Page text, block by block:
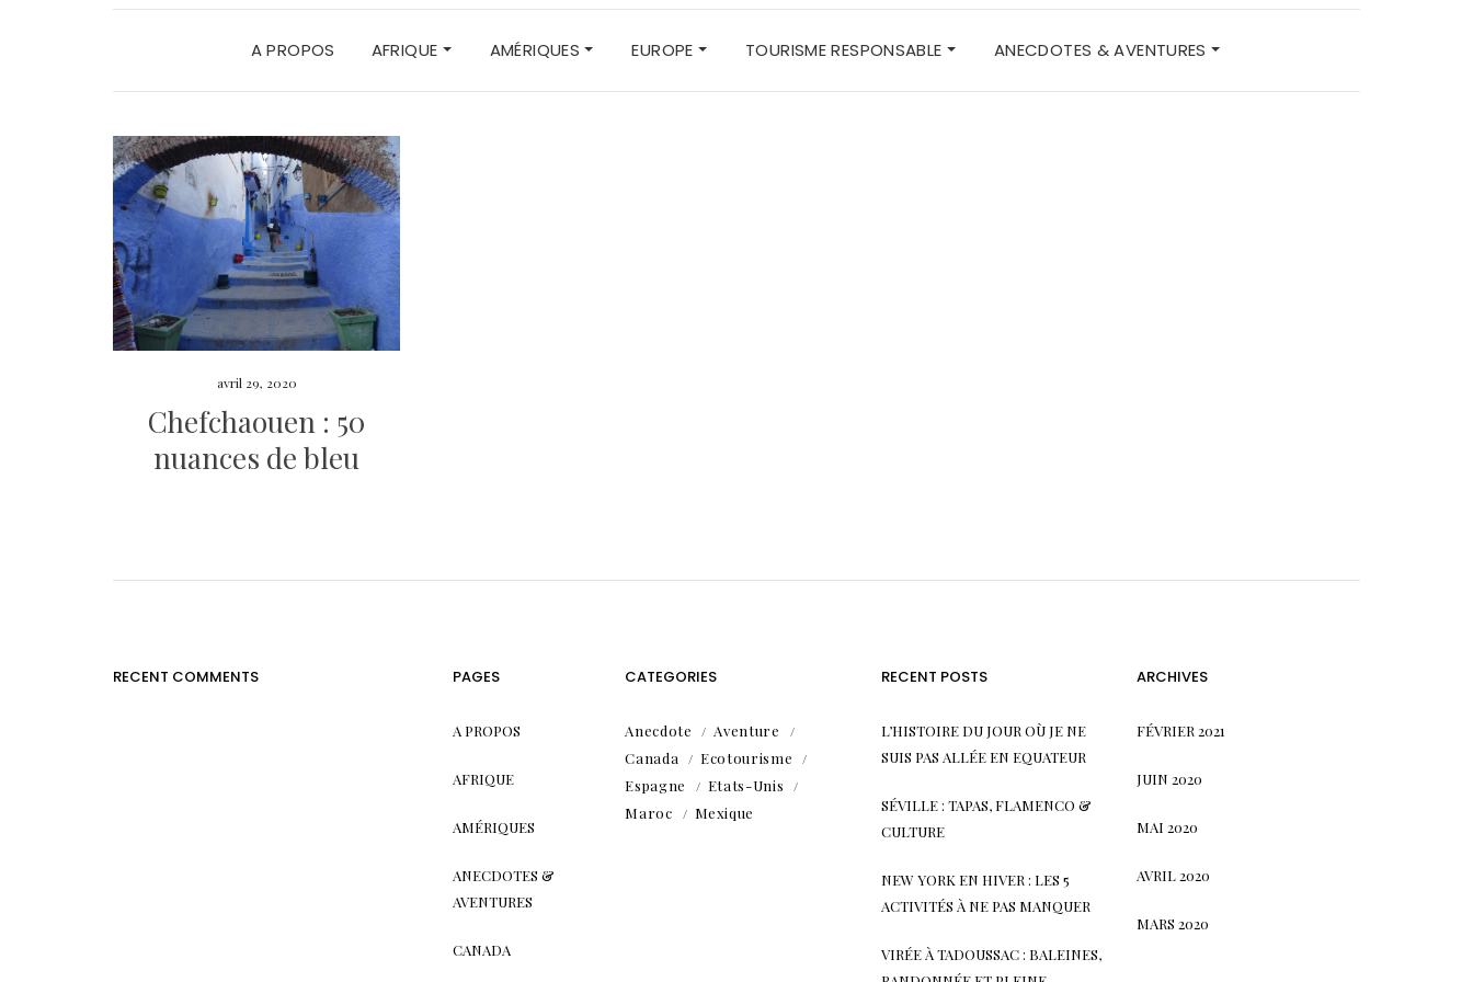
A PROPOS AFRIQUE AMÉRIQUES EUROPE TOURISME RESPONSABLE ANECDOTES & AVENTURES
avril 29, 2020
Chefchaouen : 50
nuances de bleu
RECENT COMMENTS PAGES
A PROPOS
AFRIQUE
AMÉRIQUES
ANECDOTES &
AVENTURES
CANADA
CATEGORIES
Anecdote
Aventure
Canada
Ecotourisme
Espagne
Etats-Unis
Maroc
Mexique
RECENT POSTS
L’HISTOIRE DU JOUR OÙ JE NE
SUIS PAS ALLÉE EN EQUATEUR
SÉVILLE : TAPAS, FLAMENCO &
CULTURE
NEW YORK EN HIVER : LES 5
ACTIVITÉS À NE PAS MANQUER
VIRÉE À TADOUSSAC : BALEINES,
ARCHIVES
FÉVRIER 2021
JUIN 2020
MAI 2020
AVRIL 2020
MARS 2020